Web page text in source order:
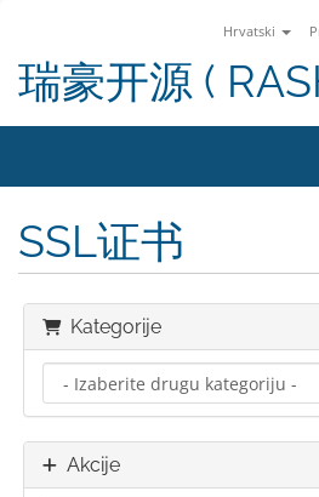
Hrvatski
瑞豪开源 (
SSL证书
Kategorije
Akcije